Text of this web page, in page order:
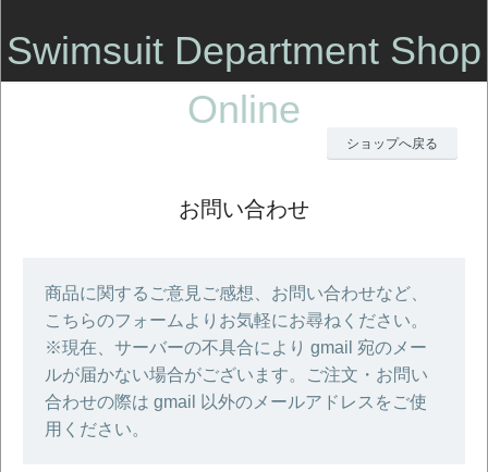
Swimsuit Department Shop
Online
ショップへ戻る
お問い合わせ
商品に関するご意見ご感想、お問い合わせなど、
こちらのフォームよりお気軽にお尋ねください。
※現在、サーバーの不具合により gmail 宛のメー
ルが届かない場合がございます。ご注文・お問い
合わせの際は gmail 以外のメールアドレスをご使
用ください。